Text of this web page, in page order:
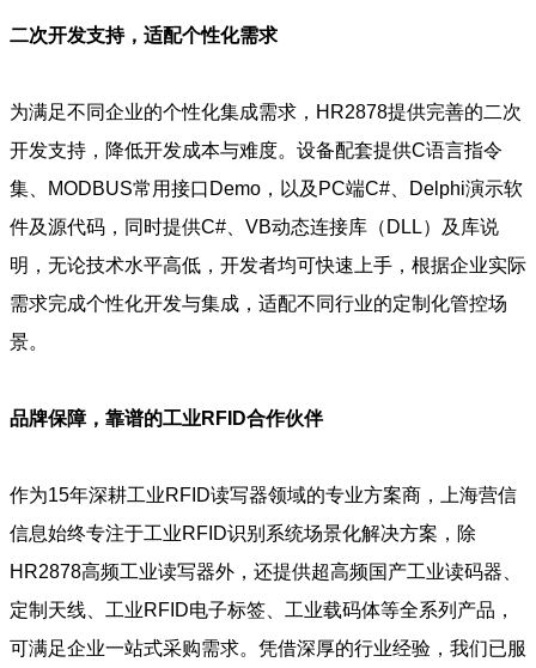
二次开发支持，适配个性化需求
为满足不同企业的个性化集成需求，HR2878提供完善的二次
开发支持，降低开发成本与难度。设备配套提供C语言指令
集、MODBUS常用接口Demo，以及PC端C#、Delphi演示软
件及源代码，同时提供C#、VB动态连接库（DLL）及库说
明，无论技术水平高低，开发者均可快速上手，根据企业实际
需求完成个性化开发与集成，适配不同行业的定制化管控场
景。
品牌保障，靠谱的工业RFID合作伙伴
作为15年深耕工业RFID读写器领域的专业方案商，上海营信
信息始终专注于工业RFID识别系统场景化解决方案，除
HR2878高频工业读写器外，还提供超高频国产工业读码器、
定制天线、工业RFID电子标签、工业载码体等全系列产品，
可满足企业一站式采购需求。凭借深厚的行业经验，我们已服